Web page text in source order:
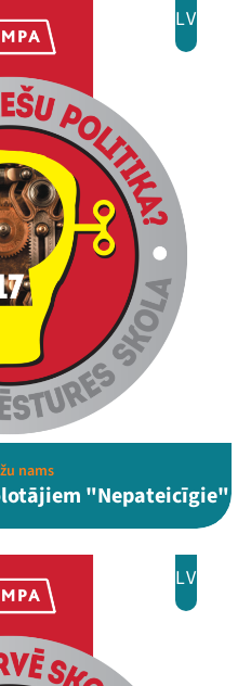
LV
nams
"Nepateicīgie"
LV